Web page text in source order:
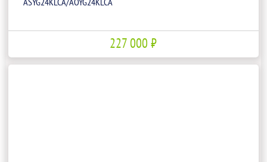
ASYG24KLCA/AOYG24KLCA
227 000 ₽